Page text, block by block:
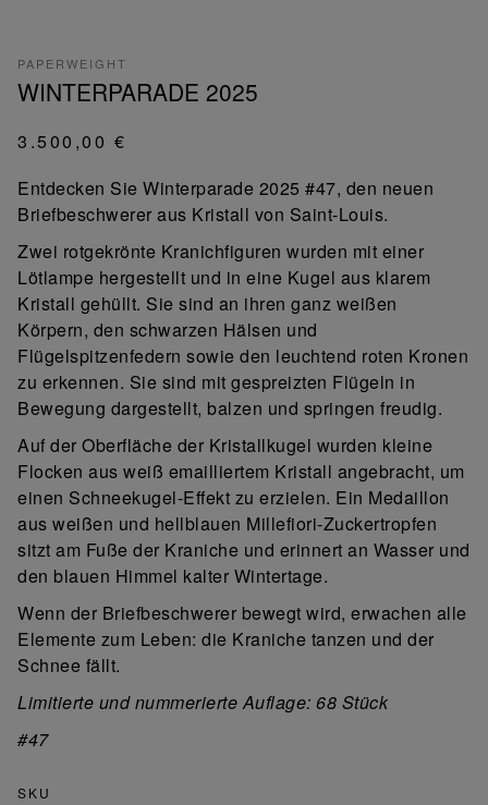
PAPERWEIGHT
WINTERPARADE 2025
3.500,00 €
Entdecken Sie Winterparade 2025 #47, den neuen
Briefbeschwerer aus Kristall von Saint-Louis.
Zwei rotgekrönte Kranichfiguren wurden mit einer
Lötlampe hergestellt und in eine Kugel aus klarem
Kristall gehüllt. Sie sind an ihren ganz weißen
Körpern, den schwarzen Hälsen und
Flügelspitzenfedern sowie den leuchtend roten Kronen
zu erkennen. Sie sind mit gespreizten Flügeln in
Bewegung dargestellt, balzen und springen freudig.
Auf der Oberfläche der Kristallkugel wurden kleine
Flocken aus weiß emailliertem Kristall angebracht, um
einen Schneekugel-Effekt zu erzielen. Ein Medaillon
aus weißen und hellblauen Millefiori-Zuckertropfen
sitzt am Fuße der Kraniche und erinnert an Wasser und
den blauen Himmel kalter Wintertage.
Wenn der Briefbeschwerer bewegt wird, erwachen alle
Elemente zum Leben: die Kraniche tanzen und der
Schnee fällt.
Limitierte und nummerierte Auflage: 68 Stück
#47
SKU